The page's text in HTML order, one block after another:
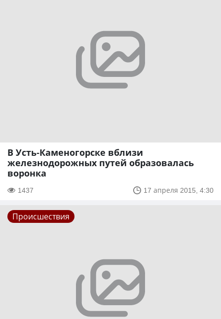
В Усть-Каменогорске вблизи
железнодорожных путей образовалась
воронка
1437 17 апреля 2015, 4:30
Происшествия